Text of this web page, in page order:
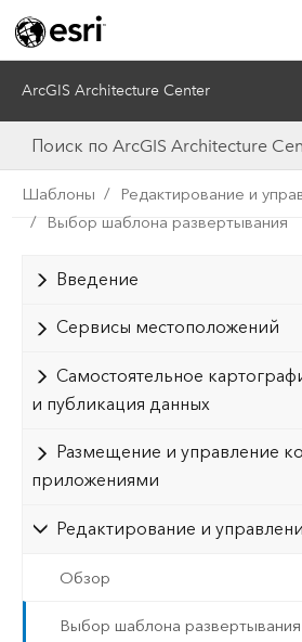
ArcGIS Architecture Center
Шаблоны
Редактирование и
Выбор шаблона развертывания
Введение
Сервисы местоположений
Самостоятельное
и публикация данных
Размещение и управление
приложениями
Редактирование и
Обзор
Выбор шаблона развертывания